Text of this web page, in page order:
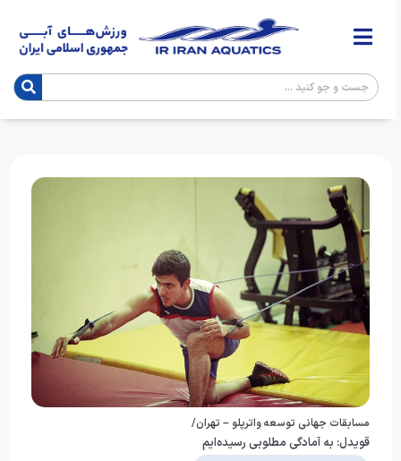
مسابقات جهانی توسعه واترپلو – تهران/
قویدل: به آمادگی مطلوبی رسیده‌ایم